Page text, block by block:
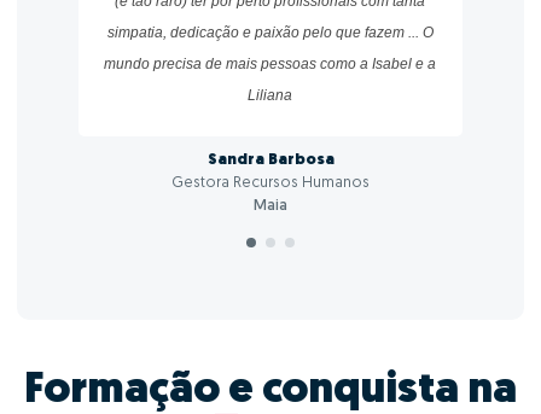
simpatia, dedicação e paixão pelo que fazem ... O
mundo precisa de mais pessoas como a Isabel e a
Liliana
Sandra Barbosa
Gestora Recursos Humanos
Maia
Formação e conquista na